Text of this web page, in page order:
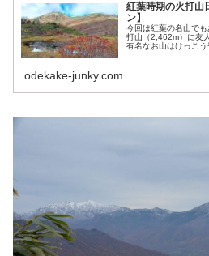
紅葉時期の火打山
ン】
今回は紅葉の名山で
打山（2,462m）に友
有名なお山はけっこ
odekake-junky.com